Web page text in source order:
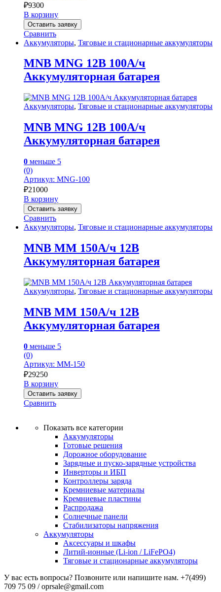
₽9300
В корзину
Оставить заявку
Сравнить
Аккумуляторы, Тяговые и стационарные аккумуляторы
MNB MNG 12В 100А/ч
Аккумуляторная батарея
Аккумуляторы, Тяговые и стационарные аккумуляторы
MNB MNG 12В 100А/ч
Аккумуляторная батарея
0 меньше 5
(0)
Артикул: MNG-100
₽21000
В корзину
Оставить заявку
Сравнить
Аккумуляторы, Тяговые и стационарные аккумуляторы
MNB MM 150А/ч 12В
Аккумуляторная батарея
Аккумуляторы, Тяговые и стационарные аккумуляторы
MNB MM 150А/ч 12В
Аккумуляторная батарея
0 меньше 5
(0)
Артикул: MM-150
₽29250
В корзину
Оставить заявку
Сравнить
Показать все категории
Аккумуляторы
Готовые решения
Дорожное оборудование
Зарядные и пуско-зарядные устройства
Инверторы и ИБП
Контроллеры заряда
Кремниевые материалы
Кремниевые пластины
Распродажа
Солнечные панели
Стабилизаторы напряжения
Аккумуляторы
Аксессуары и шкафы
Литий-ионные (Li-ion / LiFePO4)
Тяговые и стационарные аккумуляторы
У вас есть вопросы? Позвоните или напишите нам. +7(499)
709 75 09 / oprsale@gmail.com